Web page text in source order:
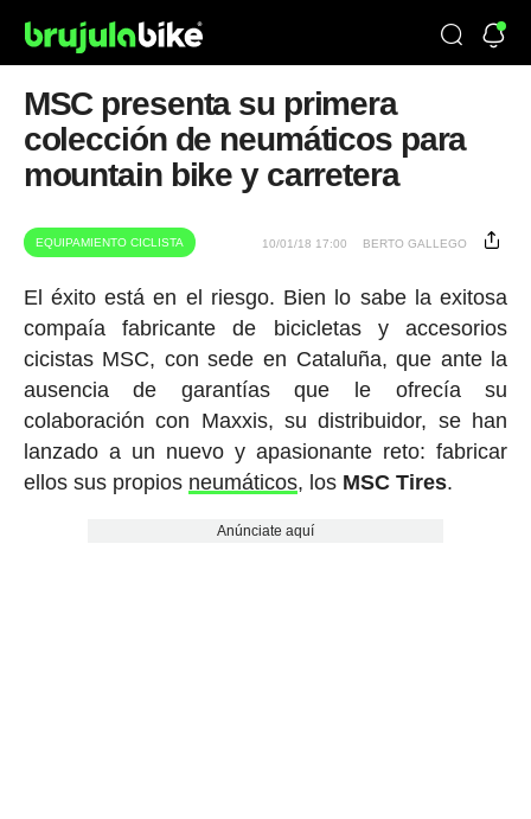
MSC presenta su primera
colección de neumáticos para
mountain bike y carretera
EQUIPAMIENTO CICLISTA 10/01/18 17:00 BERTO GALLEGO
El éxito está en el riesgo. Bien lo sabe la exitosa
compaía fabricante de bicicletas y accesorios
cicistas MSC, con sede en Cataluña, que ante la
ausencia de garantías que le ofrecía su
colaboración con Maxxis, su distribuidor, se han
lanzado a un nuevo y apasionante reto: fabricar
ellos sus propios neumáticos, los MSC Tires.
Anúnciate aquí